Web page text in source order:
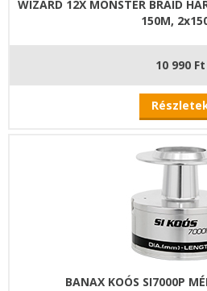
WIZARD 12X MONSTER BRAID
150M,
10 990 Ft
BANAX KOÓS SI7000P